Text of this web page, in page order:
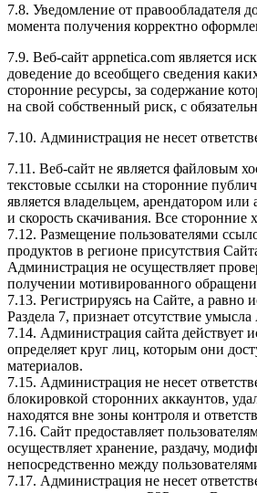
7.8. Уведомление от правообладателя
момента получения корректно
7.9. Веб-сайт appnetica.com является
доведение до всеобщего сведения
сторонние ресурсы, за содержание
на свой собственный риск, с
7.10. Администрация не несет
7.11. Веб-сайт не является файловым
текстовые ссылки на сторонние
является владельцем, арендатором
и скорость скачивания. Все
7.12. Размещение пользователями
продуктов в регионе присутствия
Администрация не осуществляет
получении мотивированного
7.13. Регистрируясь на Сайте, а равно
Раздела 7, признает отсутствие
7.14. Администрация сайта действует
определяет круг лиц, которым они
материалов.
7.15. Администрация не несет
блокировкой сторонних аккаунтов,
находятся вне зоны контроля и
7.16. Сайт предоставляет
осуществляет хранение, раздачу,
непосредственно между
7.17. Администрация не несет